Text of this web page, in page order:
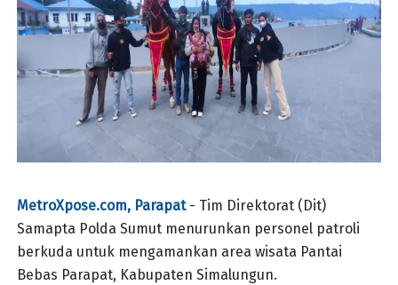
MetroXpose.com, Parapat - Tim Direktorat (Dit)
Samapta Polda Sumut menurunkan personel patroli
berkuda untuk mengamankan area wisata Pantai
Bebas Parapat, Kabupaten Simalungun.